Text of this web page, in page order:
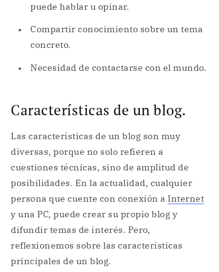
puede hablar u opinar.
Compartir conocimiento sobre un tema
concreto.
Necesidad de contactarse con el mundo.
Características de un blog.
Las características de un blog son muy
diversas, porque no solo refieren a
cuestiones técnicas, sino de amplitud de
posibilidades. En la actualidad, cualquier
persona que cuente con conexión a Internet
y una PC, puede crear su propio blog y
difundir temas de interés. Pero,
reflexionemos sobre las características
principales de un blog.